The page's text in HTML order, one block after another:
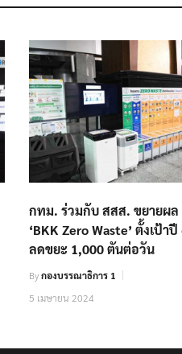
กทม. ร่วมกับ สสส. ขยายผล
‘BKK Zero Waste’ ตั้งเป้าปี
ลดขยะ 1,000 ตันต่อวัน
Byกองบรรณาธิการ 1
5 เมษายน 2024